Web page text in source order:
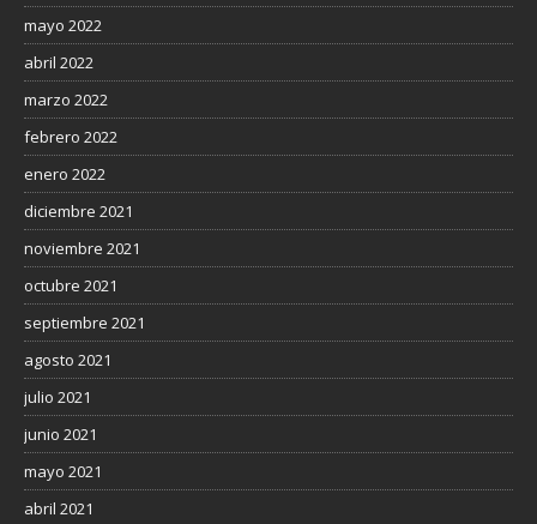
mayo 2022
abril 2022
marzo 2022
febrero 2022
enero 2022
diciembre 2021
noviembre 2021
octubre 2021
septiembre 2021
agosto 2021
julio 2021
junio 2021
mayo 2021
abril 2021